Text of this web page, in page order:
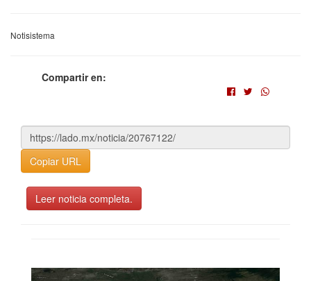
Notisistema
Compartir en:
Copiar URL
Leer noticia completa.